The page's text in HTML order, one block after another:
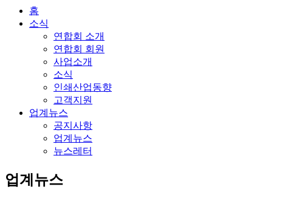
홈
소식
연합회 소개
연합회 회원
사업소개
소식
인쇄산업동향
고객지원
업계뉴스
공지사항
업계뉴스
뉴스레터
업계뉴스